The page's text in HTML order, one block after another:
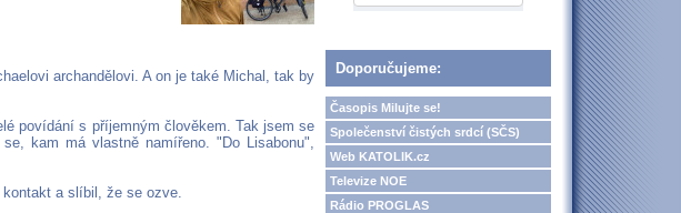
archandělovi. A on je také Michal, tak by
povídání s příjemným člověkem. Tak jsem se
kam má vlastně namířeno. "Do Lisabonu",
a slíbil, že se ozve.
Doporučujeme:
Časopis Milujte se!
Společenství čistých srdcí (SČS)
Web KATOLIK.cz
Televize NOE
Rádio PROGLAS